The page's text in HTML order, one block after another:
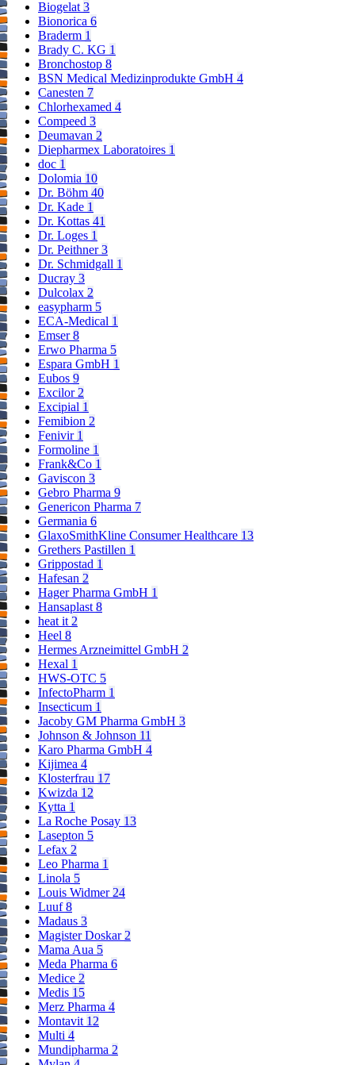
Biogelat3
Bionorica 6
Braderm 1
Brady C. KG 1
Bronchostop 8
BSN Medical Medizinprodukte GmbH 4
Canesten 7
Chlorhexamed 4
Compeed 3
Deumavan 2
Diepharmex Laboratoires 1
doc 1
Dolomia 10
Dr. Böhm 40
Dr. Kade 1
Dr. Kottas 41
Dr. Loges 1
Dr. Peithner3
Dr. Schmidgall 1
Ducray 3
Dulcolax 2
easypharm 5
ECA-Medical 1
Emser8
Erwo Pharma 5
Espara GmbH 1
Eubos 9
Excilor2
Excipial 1
Femibion 2
Fenivir 1
Formoline 1
Frank&Co 1
Gaviscon 3
Gebro Pharma 9
Genericon Pharma 7
Germania 6
GlaxoSmithKline Consumer Healthcare 13
Grethers Pastillen 1
Grippostad 1
Hafesan 2
Hager Pharma GmbH 1
Hansaplast8
heat it2
Heel 8
Hermes Arzneimittel GmbH 2
Hexal 1
HWS-OTC 5
InfectoPharm 1
Insecticum 1
Jacoby GM Pharma GmbH 3
Johnson & Johnson 11
Karo Pharma GmbH 4
Kijimea 4
Klosterfrau 17
Kwizda 12
Kytta 1
La Roche Posay 13
Lasepton 5
Lefax 2
Leo Pharma 1
Linola 5
Louis Widmer24
Luuf8
Madaus 3
Magister Doskar2
Mama Aua 5
Meda Pharma 6
Medice 2
Medis 15
Merz Pharma 4
Montavit 12
Multi 4
Mundipharma 2